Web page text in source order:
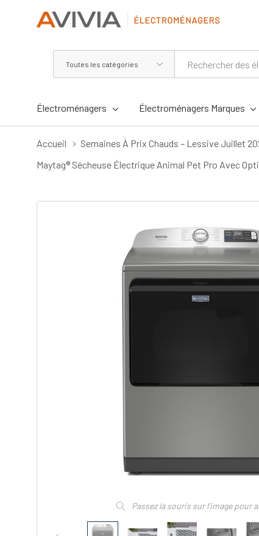
les
Électroménagers Électroménagers Marques
Accueil
Semaines À Prix Chauds – Lessive Juillet
Maytag® Sécheuse Électrique Animal Pet Pro Avec
Passez la souris sur l’image pour